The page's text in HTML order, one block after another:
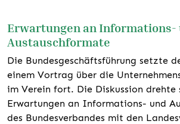
Erwartungen an Informations-
Austauschformate
Die Bundesgeschäftsführung setzte
einem Vortrag über die
im Verein fort. Die Diskussion drehte
Erwartungen an Informations- und
des Bundesverbandes mit den